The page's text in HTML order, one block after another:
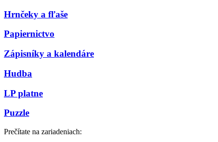
Hrnčeky a fľaše
Papiernictvo
Zápisníky a kalendáre
Hudba
LP platne
Puzzle
Prečítate na zariadeniach: